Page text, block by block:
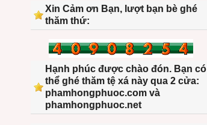
Xin Cảm ơn Bạn, lượt bạn bè ghé
thăm thứ:
Hạnh phúc được chào đón. Bạn có
thể ghé thăm tệ xá này qua 2 cửa:
phamhongphuoc.com và
phamhongphuoc.net